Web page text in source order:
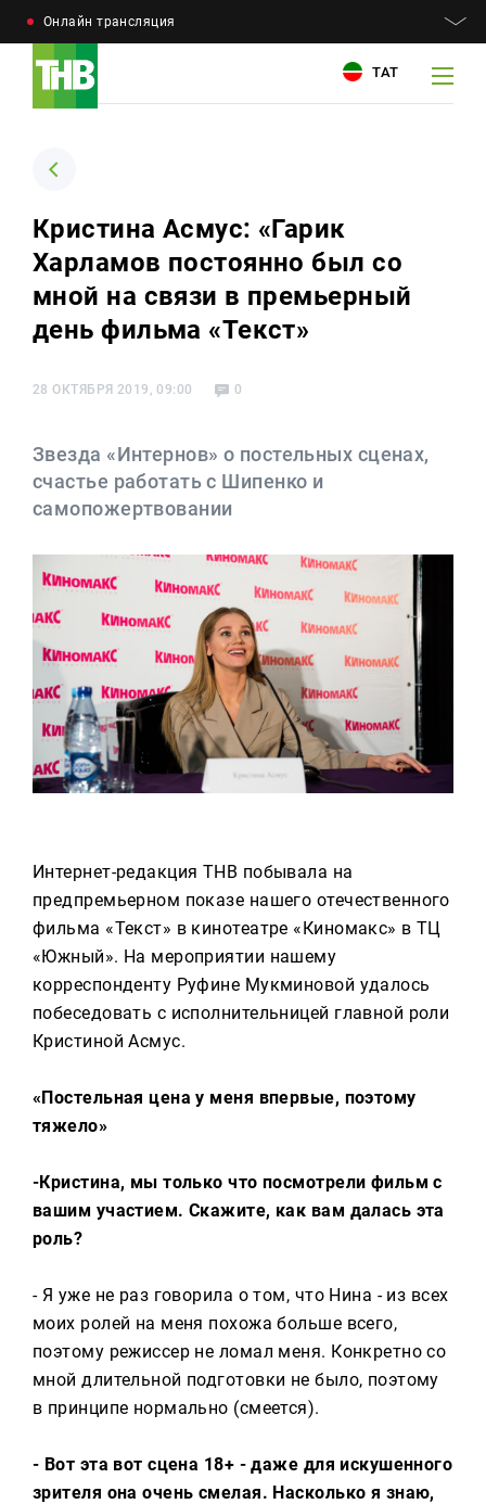
Онлайн трансляция
ТАТ
Например: Минниханов, 7 дней, телепрограмма
Новости
О компании
Реклама
Для связи
+7 (843) 570−50−00
reception@tnvtv.ru
Например: Минниханов, 7 дней, телепрограмма
Для связи
+7 (843) 570−50−00
reception@tnvtv.ru
Кристина Асмус: «Гарик
Харламов постоянно был со
мной на связи в премьерный
день фильма «Текст»
28 ОКТЯБРЯ 2019, 09:00 0
Звезда «Интернов» о постельных сценах,
счастье работать с Шипенко и
самопожертвовании
Интернет-редакция ТНВ побывала на
предпремьерном показе нашего отечественного
фильма «Текст» в кинотеатре «Киномакс» в ТЦ
«Южный». На мероприятии нашему
корреспонденту Руфине Мукминовой удалось
побеседовать с исполнительницей главной роли
Кристиной Асмус.
«Постельная цена у меня впервые, поэтому
тяжело»
-Кристина, мы только что посмотрели фильм с
вашим участием. Скажите, как вам далась эта
роль?
- Я уже не раз говорила о том, что Нина - из всех
моих ролей на меня похожа больше всего,
поэтому режиссер не ломал меня. Конкретно со
мной длительной подготовки не было, поэтому
в принципе нормально (смеется).
- Вот эта вот сцена 18+ - даже для искушенного
зрителя она очень смелая. Насколько я знаю,